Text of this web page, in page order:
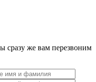
сразу же вам перезвоним